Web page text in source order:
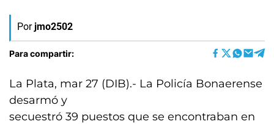
Por jmo2502
Para compartir:
La Plata, mar 27 (DIB).- La Policía Bonaerense
desarmó y
secuestró 39 puestos que se encontraban en